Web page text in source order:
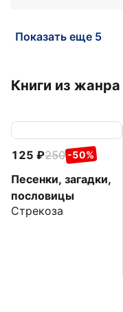
Показать еще 5
Книги из жанра
125 250 -50%
Песенки, загадки,
пословицы
Стрекоза